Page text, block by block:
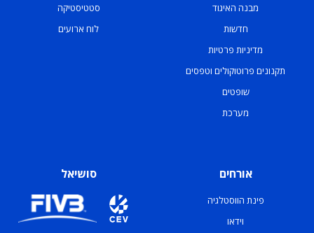
מבנה האיגוד
חדשות
מדיניות פרטיות
תקנונים פרוטוקולים וטפסים
שופטים
מערכת
סטטיסטיקה
לוח ארועים
אורחים
פינת הווסטלגיה
וידאו
סושיאל